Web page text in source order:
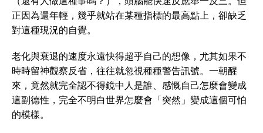
正因為還年輕，幾乎就站在某種指標的最高點上，卻缺乏
對這種現況的自覺。
老化與衰退的速度永遠快得超乎自己的想像，尤其如果不
時時留神觀察反省，往往就忽視種種警告訊號。一朝醒
來，竟然就完全認不得鏡中人是誰、感慨自己怎麼會變成
這副德性，完全不明白世界怎麼會「突然」變成這個可怕
的模樣。